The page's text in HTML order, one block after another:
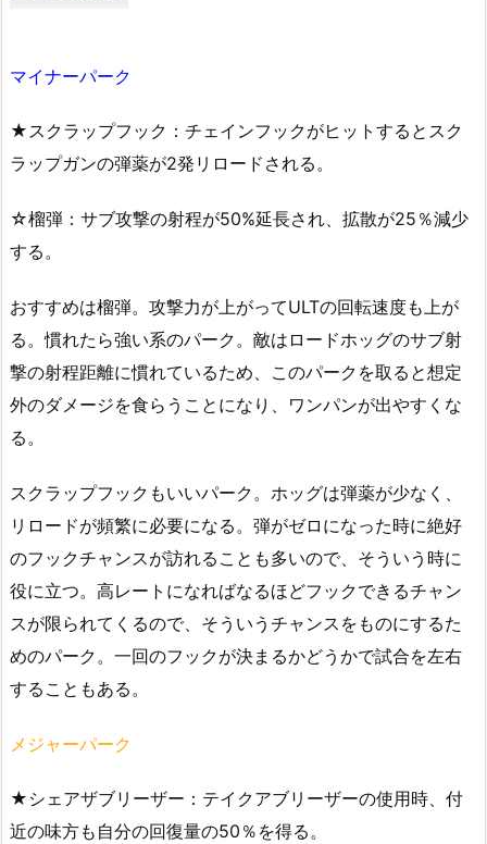
マイナーパーク
★スクラップフック：チェインフックがヒットするとスク
ラップガンの弾薬が2発リロードされる。
☆榴弾：サブ攻撃の射程が50%延長され、拡散が25％減少
する。
おすすめは榴弾。攻撃力が上がってULTの回転速度も上が
る。慣れたら強い系のパーク。敵はロードホッグのサブ射
撃の射程距離に慣れているため、このパークを取ると想定
外のダメージを食らうことになり、ワンパンが出やすくな
る。
スクラップフックもいいパーク。ホッグは弾薬が少なく、
リロードが頻繁に必要になる。弾がゼロになった時に絶好
のフックチャンスが訪れることも多いので、そういう時に
役に立つ。高レートになればなるほどフックできるチャン
スが限られてくるので、そういうチャンスをものにするた
めのパーク。一回のフックが決まるかどうかで試合を左右
することもある。
メジャーパーク
★シェアザブリーザー：テイクアブリーザーの使用時、付
近の味方も自分の回復量の50％を得る。